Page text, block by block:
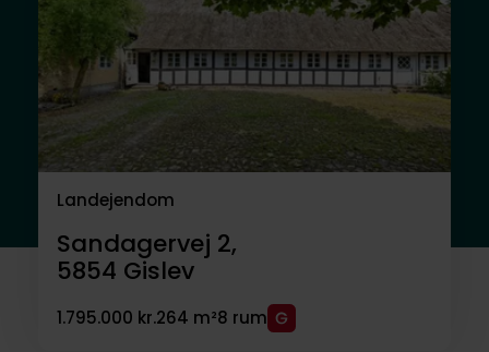
Landejendom
Sandagervej 2,
5854 Gislev
1.795.000 kr.264 m²8 rum